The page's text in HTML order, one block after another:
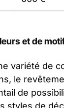
et de
variété de
le
de
styles de